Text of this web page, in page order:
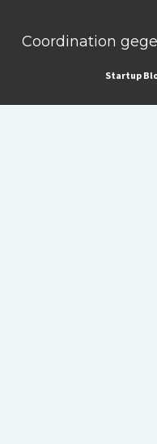
Coordination
Startup